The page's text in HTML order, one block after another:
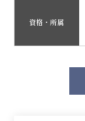
資格・所属